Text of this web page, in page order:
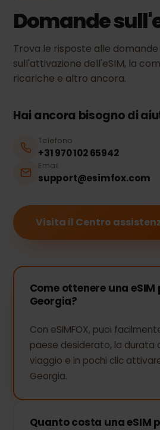
Domande
Trova le risposte alle
sull'attivazione dell'eSIM, la
ricariche e altro ancora.
Hai ancora bisogno di
Telefono
+31 970 102 65942
Email
support@esimfox.com
Visita il Centro
Come ottenere una eSIM
Georgia?
Con eSIMFOX, puoi
paese desiderato, la durata
viaggio e in pochi clic
Georgia.
Quanto costa una eSIM